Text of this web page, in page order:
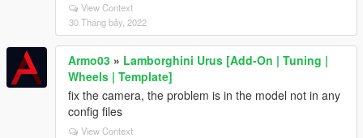
View Context
30 Tháng bảy, 2022
Armo03 » Lamborghini Urus [Add-On | Tuning |
Wheels | Template]
fix the camera, the problem is in the model not in any
config files
View Context